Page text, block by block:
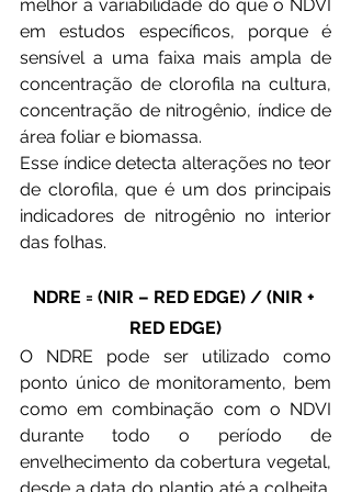
melhor a variabilidade do que o NDVI
em estudos específicos, porque é
sensível a uma faixa mais ampla de
concentração de clorofila na cultura,
concentração de nitrogênio, índice de
área foliar e biomassa.
Esse índice detecta alterações no teor
de clorofila, que é um dos principais
indicadores de nitrogênio no interior
das folhas.
NDRE = (NIR – RED EDGE) / (NIR +
RED EDGE)
O NDRE pode ser utilizado como
ponto único de monitoramento, bem
como em combinação com o NDVI
durante todo o período de
envelhecimento da cobertura vegetal,